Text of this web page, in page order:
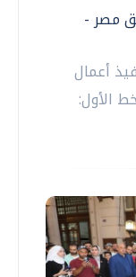
مصر -
أعمال
الأول: